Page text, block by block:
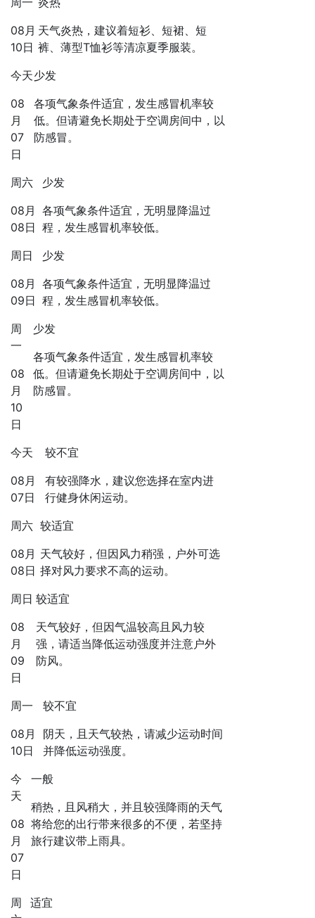
08月
10日
天气炎热，建议着短衫、短裙、短
裤、薄型T恤衫等清凉夏季服装。
今天
08
月
07
日
少发
各项气象条件适宜，发生感冒机率较
低。但请避免长期处于空调房间中，以
防感冒。
周六
08月
08日
少发
各项气象条件适宜，无明显降温过
程，发生感冒机率较低。
周日
08月
09日
少发
各项气象条件适宜，无明显降温过
程，发生感冒机率较低。
周
一
08
月
10
日
少发
各项气象条件适宜，发生感冒机率较
低。但请避免长期处于空调房间中，以
防感冒。
今天
08月
07日
较不宜
有较强降水，建议您选择在室内进
行健身休闲运动。
周六
08月
08日
较适宜
天气较好，但因风力稍强，户外可选
择对风力要求不高的运动。
周日
08
月
09
日
较适宜
天气较好，但因气温较高且风力较
强，请适当降低运动强度并注意户外
防风。
周一
08月
10日
较不宜
阴天，且天气较热，请减少运动时间
并降低运动强度。
今
天
08
月
07
日
一般
稍热，且风稍大，并且较强降雨的天气
将给您的出行带来很多的不便，若坚持
旅行建议带上雨具。
周
适宜